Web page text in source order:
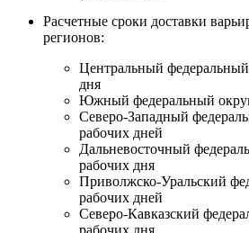
Расчетные сроки доставки
регионов:
Центральный
дня
Южный федеральный
Северо-Западный
рабочих дней
Дальневосточный
рабочих дня
Приволжско-Уральский
рабочих дней
Северо-Кавказский